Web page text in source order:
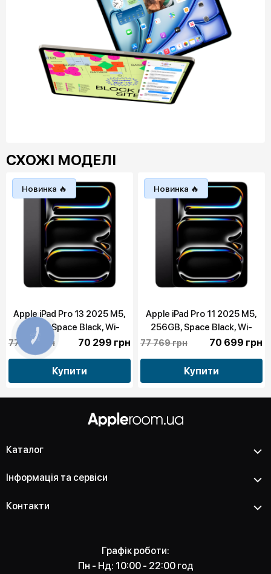
СХОЖІ МОДЕЛІ
Новинка 🔥
Apple iPad Pro 13 2025 M5,
512GB, Space Black, Wi-
Fi+LTE (ME7Y4)
77 329 грн 70 299 грн
Купити
Новинка 🔥
Apple iPad Pro 11 2025 M5,
256GB, Space Black, Wi-
Fi+LTE (ME2N4)
77 769 грн 70 699 грн
Купити
Каталог
Інформація та сервіси
Контакти
Графік роботи:
Пн - Нд: 10:00 - 22:00 год